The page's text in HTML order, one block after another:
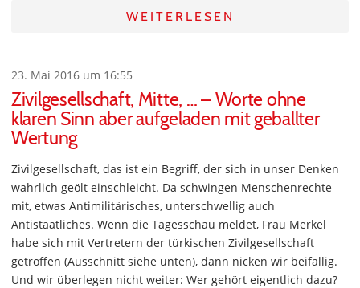
WEITERLESEN
23. Mai 2016 um 16:55
Zivilgesellschaft, Mitte, … – Worte ohne
klaren Sinn aber aufgeladen mit geballter
Wertung
Zivilgesellschaft, das ist ein Begriff, der sich in unser Denken
wahrlich geölt einschleicht. Da schwingen Menschenrechte
mit, etwas Antimilitärisches, unterschwellig auch
Antistaatliches. Wenn die Tagesschau meldet, Frau Merkel
habe sich mit Vertretern der türkischen Zivilgesellschaft
getroffen (Ausschnitt siehe unten), dann nicken wir beifällig.
Und wir überlegen nicht weiter: Wer gehört eigentlich dazu?